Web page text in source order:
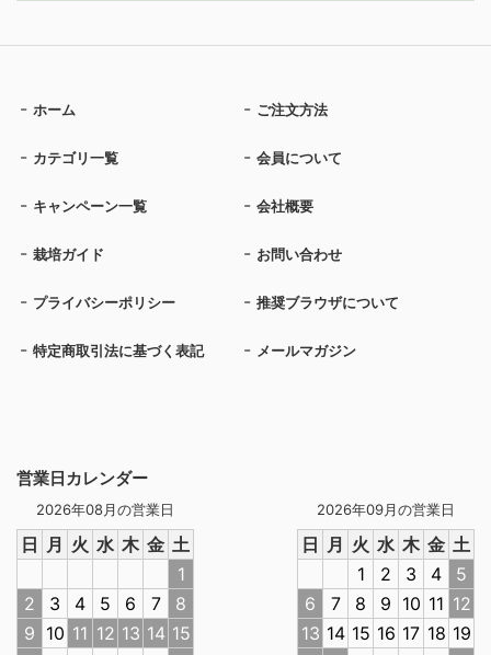
営業日カレンダー
2026年08月の営業日
日 月 火 水 木 金 土
1
2
3 4 5 6 7
8
9 10 11 12 13 14 15
2026年09月の営業日
日 月 火 水 木 金 土
1
2 3 4
5
6
7 8 9 10 11 12
13 14 15 16 17 18 19
ホーム ご注文方法
カテゴリ一覧 会員について
キャンペーン一覧 会社概要
栽培ガイド お問い合わせ
プライバシーポリシー 推奨ブラウザについて
特定商取引法に基づく表記 メールマガジン